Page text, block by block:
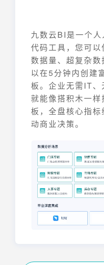
九数云BI是一个
代码工具，您可
数据量、超复杂
以在5分钟内创建
板。企业无需IT、
就能像搭积木一
板，全盘核心指
动商业决策。